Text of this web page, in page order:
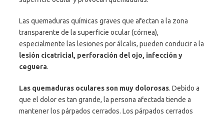
Las quemaduras químicas graves que afectan a la zona
transparente de la superficie ocular (córnea),
especialmente las lesiones por álcalis, pueden conducir a la
lesión cicatricial, perforación del ojo, infección y
ceguera.
Las quemaduras oculares son muy dolorosas. Debido a
que el dolor es tan grande, la persona afectada tiende a
mantener los párpados cerrados. Los párpados cerrados